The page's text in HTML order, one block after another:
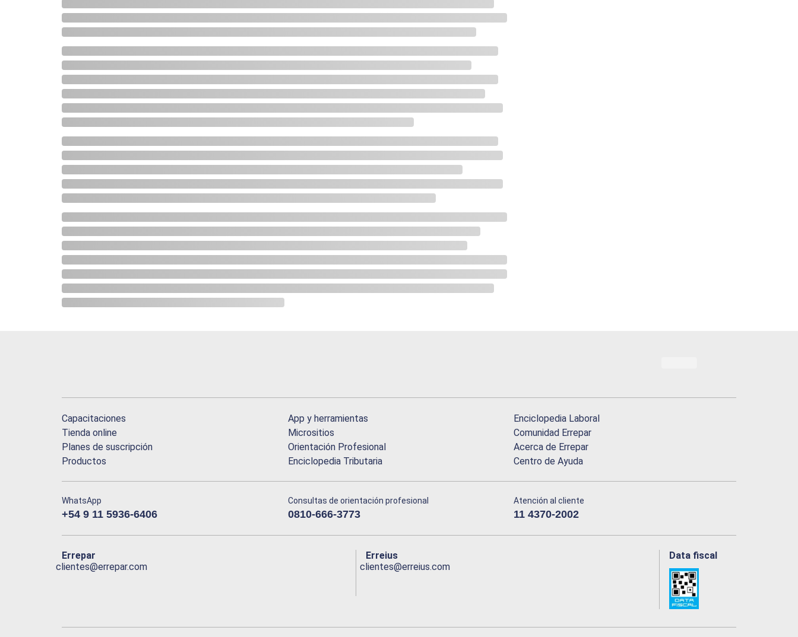
Capacitaciones
Tienda online
Planes de suscripción
Productos
App y herramientas
Micrositios
Orientación Profesional
Enciclopedia Tributaria
Enciclopedia Laboral
Comunidad Errepar
Acerca de Errepar
Centro de Ayuda
WhatsApp
+54 9 11 5936-6406
Consultas de orientación profesional
0810-666-3773
Atención al cliente
11 4370-2002
Errepar
clientes@errepar.com
Erreius
clientes@erreius.com
Data fiscal